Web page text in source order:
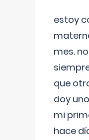
estoy
mes.
que
doy
mi
hace